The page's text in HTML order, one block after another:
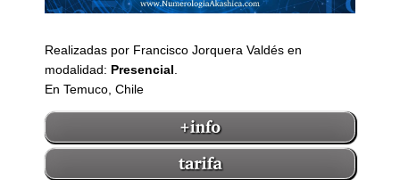
Realizadas por Francisco Jorquera Valdés en
modalidad: Presencial
En Temuco, Chile